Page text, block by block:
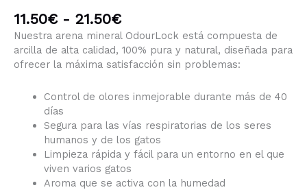
11.50€ - 21.50€
Nuestra arena mineral OdourLock está compuesta de
arcilla de alta calidad, 100% pura y natural, diseñada para
ofrecer la máxima satisfacción sin problemas:
Control de olores inmejorable durante más de 40
días
Segura para las vías respiratorias de los seres
humanos y de los gatos
Limpieza rápida y fácil para un entorno en el que
viven varios gatos
Aroma que se activa con la humedad